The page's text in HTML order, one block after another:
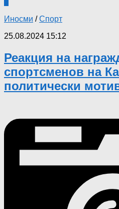
Иносми /Спорт
25.08.2024 15:12
Реакция на
спортсменов на
политически